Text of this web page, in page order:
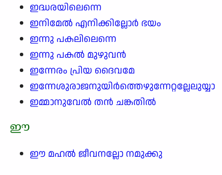
ഇദ്ധരയിലെന്നെ
ഇനിമേൽ എനിക്കില്ലോർ ഭയം
ഇന്നു പകലിലെന്നെ
ഇന്നു പകൽ മുഴുവൻ
ഇന്നേരം പ്രിയ ദൈവമേ
ഇന്നേശുരാജനുയിർത്തെഴുന്നേറ്റല്ലേലുയ്യാ
ഇമ്മാനുവേൽ തൻ ചങ്കതിൽ
ഈ
ഈ മഹൽ ജീവനല്ലോ നമുക്കു